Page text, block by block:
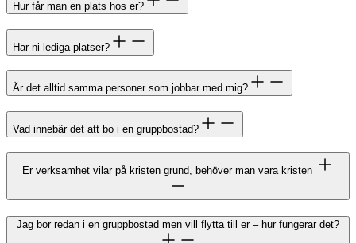
Hur får man en plats hos er?
Har ni lediga platser?
Är det alltid samma personer som jobbar med mig?
Vad innebär det att bo i en gruppbostad?
Er verksamhet vilar på kristen grund, behöver man vara kristen
Jag bor redan i en gruppbostad men vill flytta till er – hur fungerar det?